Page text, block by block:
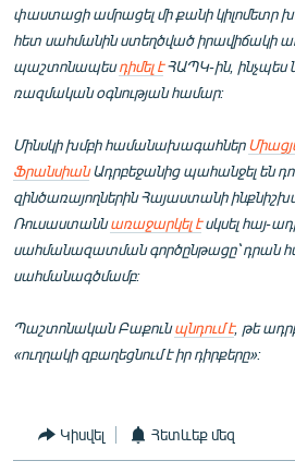
փաստացի ամրացել մի քանի կիլոմետր
հետ սահմանին ստեղծված իրավիճակի
պաշտոնապեսդիմել էՀԱՊԿ-ին, ինչպես
ռազմական օգնության համար:
Մինսկի խմբի համանախագահներ
ՖրանսիանԱդրբեջանից պահանջել են
զինծառայողներին Հայաստանի
Ռուսաստաննառաջարկել էսկսել հայ-
սահմանազատման գործընթացը՝ դրան
սահմանագծմամբ:
Պաշտոնական Բաքունպնդում է, թե
«ուղղակի զբաղեցնում է իր դիրքերը»:
Կիսվել Հետևեք մեզ